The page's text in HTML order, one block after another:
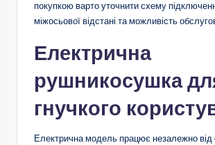
покупкою варто уточнити схему
міжосьової відстані та можливість
Електрична
рушникосушка
гнучкого
Електрична модель працює незалежно від